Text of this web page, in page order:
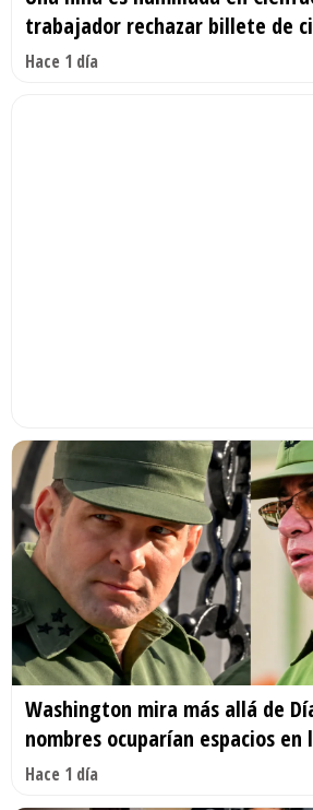
trabajador rechazar billete de
Hace 1 día
Washington mira más allá de
nombres ocuparían espacios
Hace 1 día